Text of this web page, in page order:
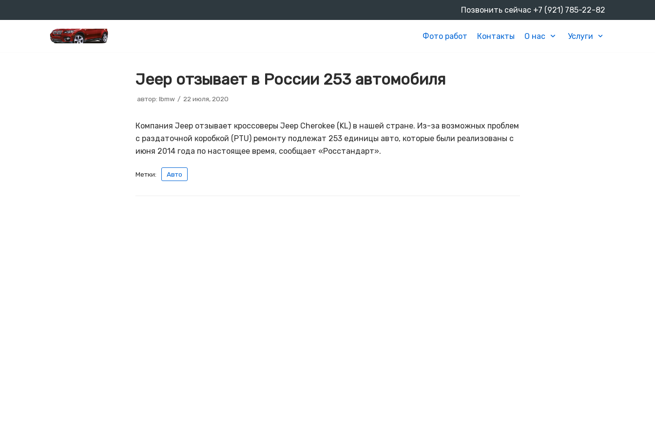
Позвонить сейчас +7 (921) 785-22-82
Фото работ Контакты О нас Услуги
Jeep отзывает в России 253 автомобиля
автор: lbmw 22 июля, 2020
Компания Jeep отзывает кроссоверы Jeep Cherokee (KL) в нашей стране. Из-за возможных проблем
с раздаточной коробкой (PTU) ремонту подлежат 253 единицы авто, которые были реализованы с
июня 2014 года по настоящее время, сообщает «Росстандарт».
Метки: Авто